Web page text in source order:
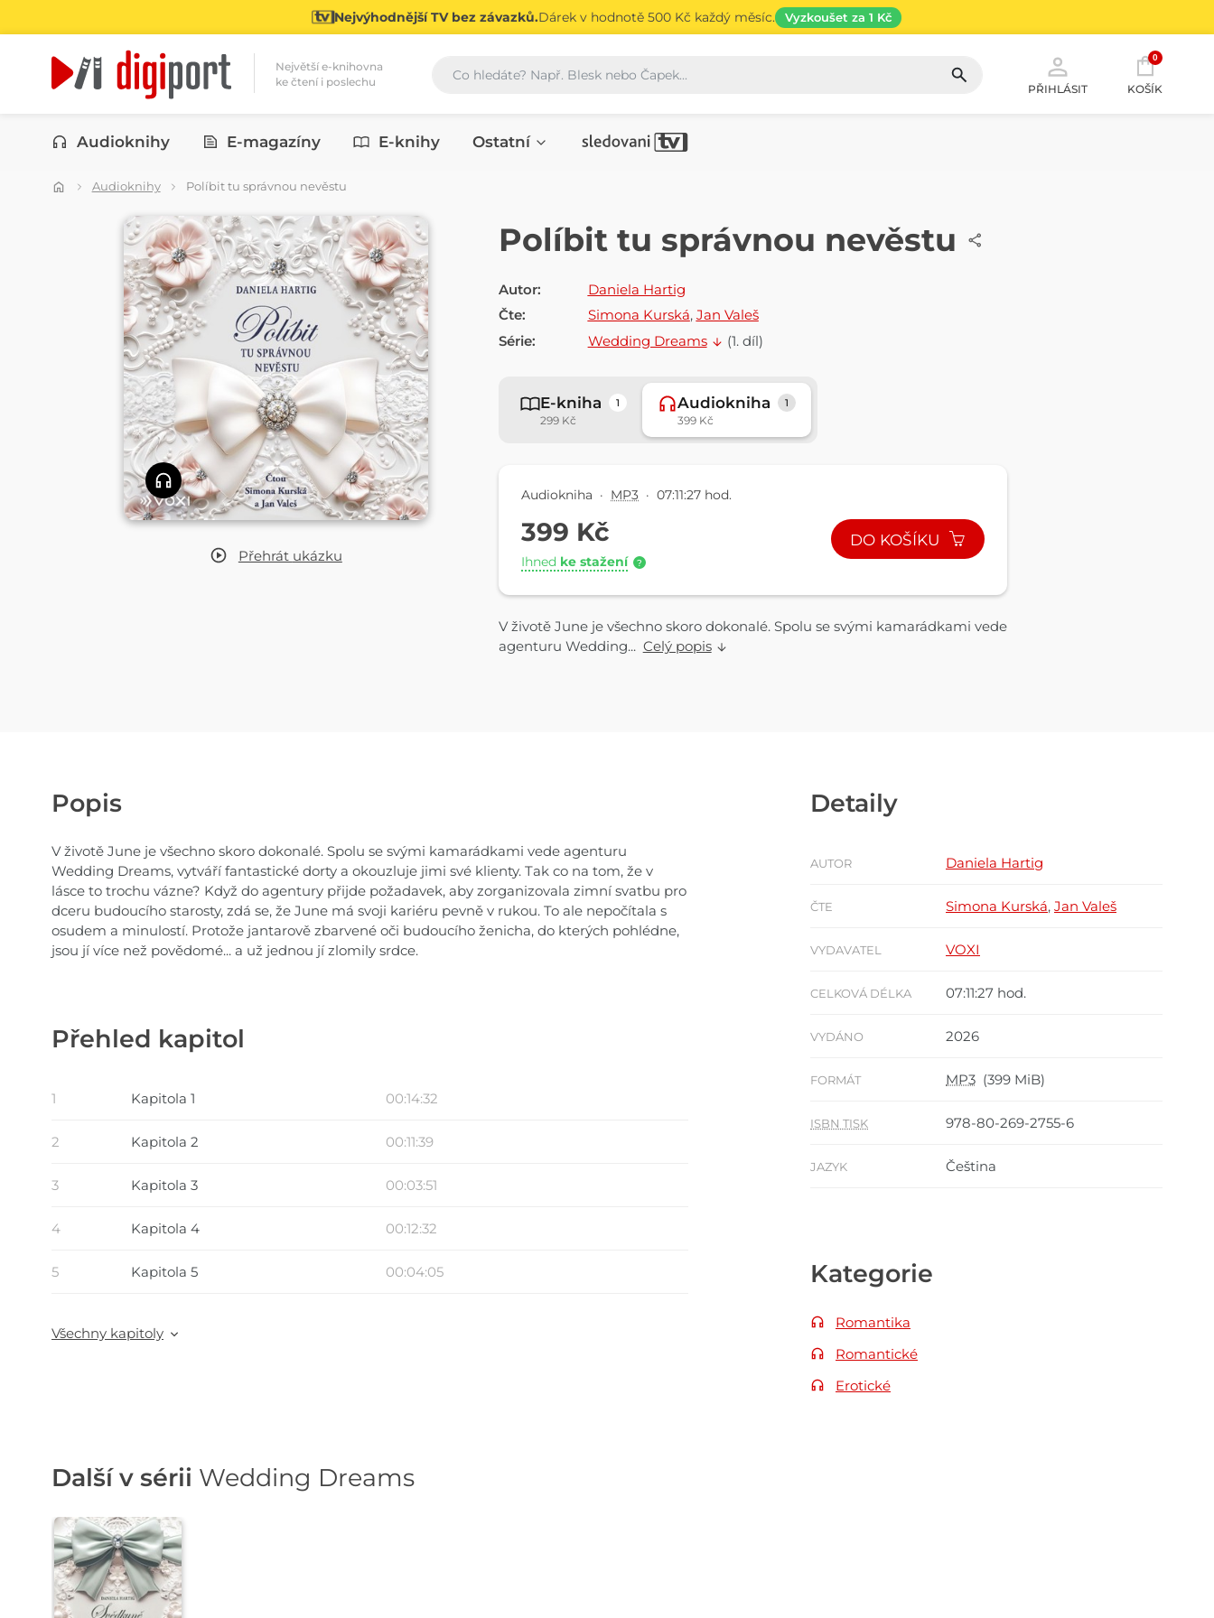
Nejvýhodnější TV bez závazků.Dárek v hodnotě 500 Kč každý měsíc. Vyzkoušet za 1 Kč
Největší e-knihovna
ke čtení i poslechu
Vyhledávání
PŘIHLÁSIT
0
KOŠÍK
Kategorie
Audioknihy E-magazíny E-knihy Ostatní
Audioknihy Políbit tu správnou nevěstu
Přehrát ukázku
AUDIOKNIHA
Políbit tu správnou nevěstu
Autor:
Daniela Hartig
Čte:
Simona Kurská, Jan Valeš
Série:
Wedding Dreams (1. díl)
E-kniha 1
299 Kč
Audiokniha 1
399 Kč
Audiokniha · MP3 · 07:11:27 hod.
399 Kč
Ihned ke stažení ?
DO KOŠÍKU
V životě June je všechno skoro dokonalé. Spolu se svými kamarádkami vede
agenturu Wedding... Celý popis
Popis
V životě June je všechno skoro dokonalé. Spolu se svými kamarádkami vede agenturu
Wedding Dreams, vytváří fantastické dorty a okouzluje jimi své klienty. Tak co na tom, že v
lásce to trochu vázne? Když do agentury přijde požadavek, aby zorganizovala zimní svatbu pro
dceru budoucího starosty, zdá se, že June má svoji kariéru pevně v rukou. To ale nepočítala s
osudem a minulostí. Protože jantarově zbarvené oči budoucího ženicha, do kterých pohlédne,
jsou jí více než povědomé... a už jednou jí zlomily srdce.
Přehled kapitol
1 Kapitola 1 00:14:32
2 Kapitola 2 00:11:39
3 Kapitola 3 00:03:51
4 Kapitola 4 00:12:32
5 Kapitola 5 00:04:05
Všechny kapitoly
Detaily
AUTOR Daniela Hartig
ČTE Simona Kurská, Jan Valeš
VYDAVATEL VOXI
CELKOVÁ DÉLKA 07:11:27 hod.
VYDÁNO 2026
FORMÁT MP3 (399 MiB)
ISBN TISK 978-80-269-2755-6
JAZYK Čeština
Kategorie
Romantika
Romantické
Erotické
Další v sérii Wedding Dreams